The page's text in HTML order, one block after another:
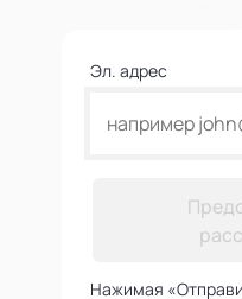
Эл. адрес
Нажимая